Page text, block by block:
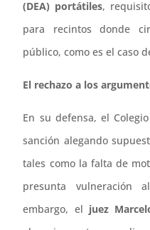
(DEA) portátiles,
para recintos donde
público, como es el caso
El rechazo a los
En su defensa, el
sanción alegando
tales como la falta de
presunta vulneración
embargo, el juez